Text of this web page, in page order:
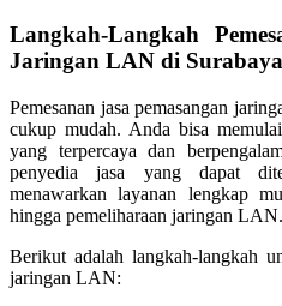
Langkah-Langkah
Jaringan LAN di Surabaya
Pemesanan jasa pemasangan
cukup mudah. Anda bisa
yang terpercaya dan
penyedia jasa yang dapat
menawarkan layanan lengkap
hingga pemeliharaan jaringan LAN.
Berikut adalah langkah-langkah
jaringan LAN: